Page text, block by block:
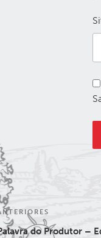
do Produtor –